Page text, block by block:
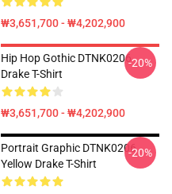
₩3,651,700 - ₩4,202,900
Hip Hop Gothic DTNK0206
Drake T-Shirt
₩3,651,700 - ₩4,202,900
-20%
Portrait Graphic DTNK0206
Yellow Drake T-Shirt
-20%